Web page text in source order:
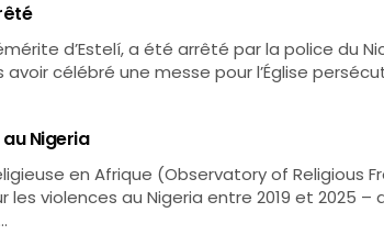
d’Estelí, a été arrêté par la police du
avoir célébré une messe pour l’Église
Nigeria
en Afrique (Observatory of Religious
les violences au Nigeria entre 2019 et 2025